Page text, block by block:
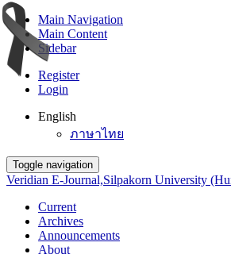
Main Navigation
Main Content
Sidebar
Register
Login
English
ภาษาไทย
Toggle navigation
Veridian E-Journal,Silpakorn University
Current
Archives
Announcements
About